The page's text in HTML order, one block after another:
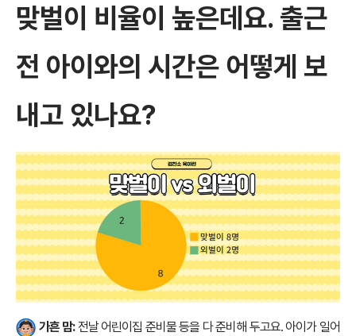
맞벌이 비율이 높은데요. 출근
전 아이와의 시간은 어떻게 보
내고 있나요?
가흔 맘:전날 어린이집 준비물 등을 다 준비해 두고요. 아이가 일어